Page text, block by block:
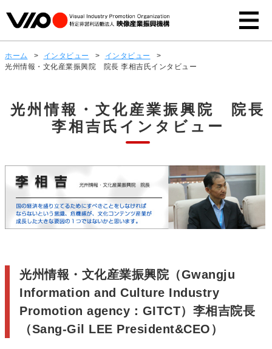
ホーム > インタビュー > インタビュー
>
光州情報・文化産業振興院 院長 李相吉氏インタビュー
光州情報・文化産業振興院 院長
李相吉氏インタビュー
光州情報・文化産業振興院（Gwangju
Information and Culture Industry
Promotion agency：GITCT）李相吉院長
（Sang-Gil LEE President&CEO）